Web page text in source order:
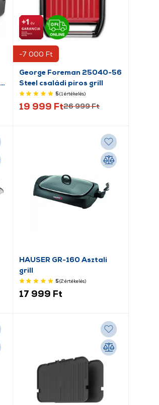
-7 000 Ft
George Foreman 25040-56
Steel családi piros grill
5(1 értékelés)
19 999 Ft26 999 Ft
HAUSER GR-160 Asztali
grill
5(2értékelés)
17 999 Ft